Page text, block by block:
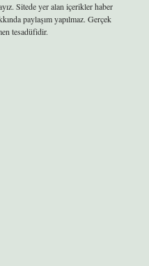
Sitede yer alan içerikler haber
paylaşım yapılmaz. Gerçek
tesadüfidir.